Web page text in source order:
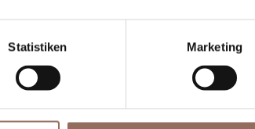
Statistiken Marketing
Wähle dinen Urlaub